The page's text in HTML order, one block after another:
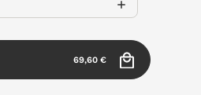
69,60 €